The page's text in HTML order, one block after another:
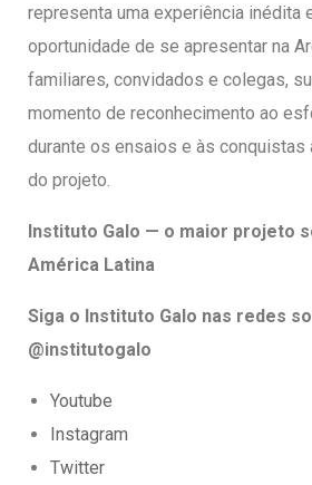
representa uma experiência inédita
oportunidade de se apresentar na
familiares, convidados e colegas,
momento de reconhecimento ao
durante os ensaios e às conquistas
do projeto.
Instituto Galo — o maior projeto
América Latina
Siga o Instituto Galo nas redes
@institutogalo
Youtube
Instagram
Twitter